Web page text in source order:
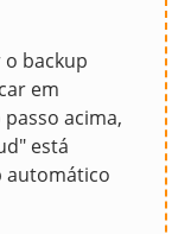
backup
em
acima,
está
automático